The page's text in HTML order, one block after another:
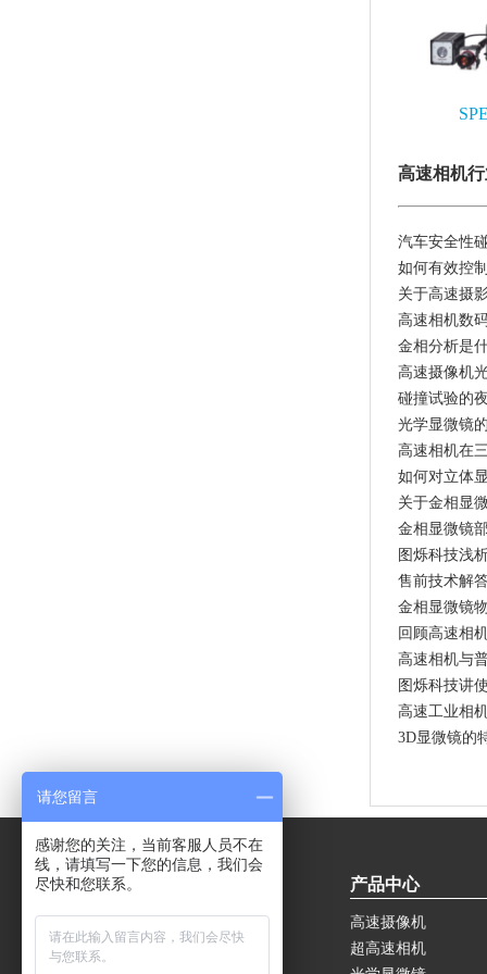
高速相机
汽车安全性
如何有效控
关于高速摄
高速相机数
金相分析是
高速摄像机
碰撞试验的
光学显微镜
高速相机在
如何对立体
关于金相显
金相显微镜
图烁科技浅
售前技术解
金相显微镜
回顾高速相
高速相机与
图烁科技讲
高速工业相
3D显微镜的
公司简介
案例应用
产品中心
高速摄像机
超高速相机
请您留言
感谢您的关注，当前客服人员不在
线，请填写一下您的信息，我们会
尽快和您联系。